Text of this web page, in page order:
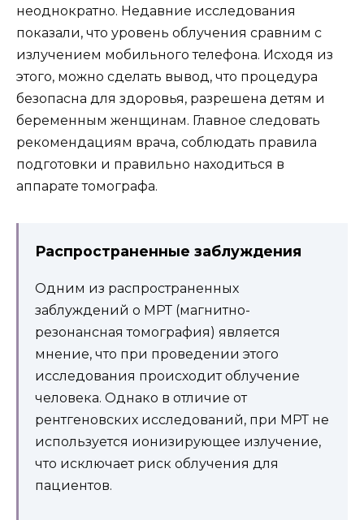
неоднократно. Недавние исследования
показали, что уровень облучения сравним с
излучением мобильного телефона. Исходя из
этого, можно сделать вывод, что процедура
безопасна для здоровья, разрешена детям и
беременным женщинам. Главное следовать
рекомендациям врача, соблюдать правила
подготовки и правильно находиться в
аппарате томографа.
Распространенные заблуждения
Одним из распространенных
заблуждений о МРТ (магнитно-
резонансная томография) является
мнение, что при проведении этого
исследования происходит облучение
человека. Однако в отличие от
рентгеновских исследований, при МРТ не
используется ионизирующее излучение,
что исключает риск облучения для
пациентов.